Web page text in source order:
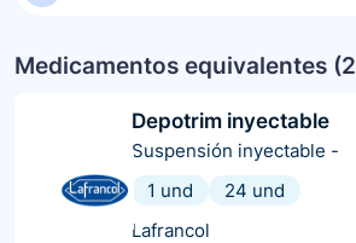
Medicamentos equivalentes (2
Depotrim inyectable
Suspensión inyectable -
1 und
24 und
Lafrancol